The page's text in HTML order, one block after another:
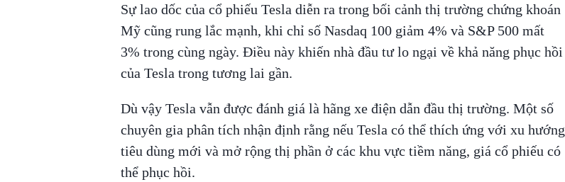
Sự lao dốc của cổ phiếu Tesla diễn ra trong bối cảnh thị trường chứng khoán
Mỹ cũng rung lắc mạnh, khi chỉ số Nasdaq 100 giảm 4% và S&P 500 mất
3% trong cùng ngày. Điều này khiến nhà đầu tư lo ngại về khả năng phục hồi
của Tesla trong tương lai gần.
Dù vậy Tesla vẫn được đánh giá là hãng xe điện dẫn đầu thị trường. Một số
chuyên gia phân tích nhận định rằng nếu Tesla có thể thích ứng với xu hướng
tiêu dùng mới và mở rộng thị phần ở các khu vực tiềm năng, giá cổ phiếu có
thể phục hồi.